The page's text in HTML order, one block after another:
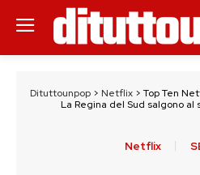
Dituttounpop > Netflix > Top Ten
La Regina del Sud salgono
Netflix